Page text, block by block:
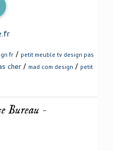
fr / petit meuble tv design pas
cher/ mad com design / petit
Bureau -